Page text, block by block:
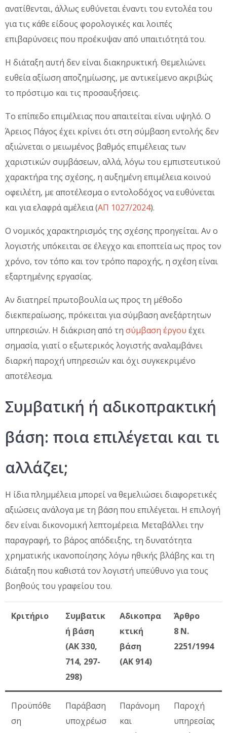
ανατίθενται, άλλως ευθύνεται έναντι του εντολέα του
για τις κάθε είδους φορολογικές και λοιπές
επιβαρύνσεις που προέκυψαν από υπαιτιότητά του.
Η διάταξη αυτή δεν είναι διακηρυκτική. Θεμελιώνει
ευθεία αξίωση αποζημίωσης, με αντικείμενο ακριβώς
το πρόστιμο και τις προσαυξήσεις.
Το επίπεδο επιμέλειας που απαιτείται είναι υψηλό. Ο
Άρειος Πάγος έχει κρίνει ότι στη σύμβαση εντολής δεν
αξιώνεται ο μειωμένος βαθμός επιμέλειας των
χαριστικών συμβάσεων, αλλά, λόγω του εμπιστευτικού
χαρακτήρα της σχέσης, η αυξημένη επιμέλεια κοινού
οφειλέτη, με αποτέλεσμα ο εντολοδόχος να ευθύνεται
και για ελαφρά αμέλεια (ΑΠ 1027/2024).
Ο νομικός χαρακτηρισμός της σχέσης προηγείται. Αν ο
λογιστής υπόκειται σε έλεγχο και εποπτεία ως προς τον
χρόνο, τον τόπο και τον τρόπο παροχής, η σχέση είναι
εξαρτημένης εργασίας.
Αν διατηρεί πρωτοβουλία ως προς τη μέθοδο
διεκπεραίωσης, πρόκειται για σύμβαση ανεξάρτητων
υπηρεσιών. Η διάκριση από τη σύμβαση έργου έχει
σημασία, γιατί ο εξωτερικός λογιστής αναλαμβάνει
διαρκή παροχή υπηρεσιών και όχι συγκεκριμένο
αποτέλεσμα.
Συμβατική ή αδικοπρακτική
βάση: ποια επιλέγεται και τι
αλλάζει;
Η ίδια πλημμέλεια μπορεί να θεμελιώσει διαφορετικές
αξιώσεις ανάλογα με τη βάση που επιλέγεται. Η επιλογή
δεν είναι δικονομική λεπτομέρεια. Μεταβάλλει την
παραγραφή, το βάρος απόδειξης, τη δυνατότητα
χρηματικής ικανοποίησης λόγω ηθικής βλάβης και τη
διάταξη που καθιστά τον λογιστή υπεύθυνο για τους
βοηθούς του γραφείου του.
Κριτήριο
Συμβατικ
ή βάση
(ΑΚ 330,
714, 297-
298)
Αδικοπρα
κτική
βάση
(ΑΚ 914)
Άρθρο
8 Ν.
2251/1994
Προϋπόθε
ση
Παράβαση
υποχρέωσ
Παράνομη
και
Παροχή
υπηρεσίας